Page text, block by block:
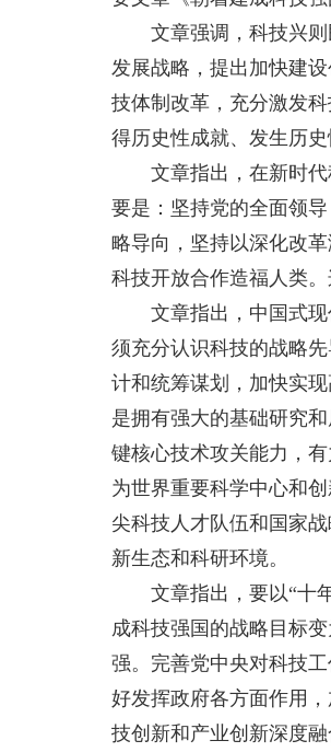
文章强调，科技兴则
发展战略，提出加快建
技体制改革，充分激发
得历史性成就、发生历史
文章指出，在新时代
要是：坚持党的全面领
略导向，坚持以深化改
科技开放合作造福人类
文章指出，中国式现
须充分认识科技的战略
计和统筹谋划，加快实
是拥有强大的基础研究
键核心技术攻关能力，
为世界重要科学中心和
尖科技人才队伍和国家
新生态和科研环境。
文章指出，要以“十年
成科技强国的战略目标
强。完善党中央对科技
好发挥政府各方面作用
技创新和产业创新深度